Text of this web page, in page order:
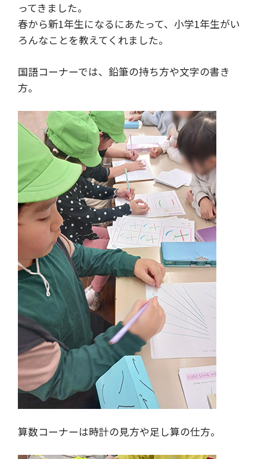
ってきました。
春から新1年生になるにあたって、小学1年生がい
ろんなことを教えてくれました。
国語コーナーでは、鉛筆の持ち方や文字の書き
方。
算数コーナーは時計の見方や足し算の仕方。